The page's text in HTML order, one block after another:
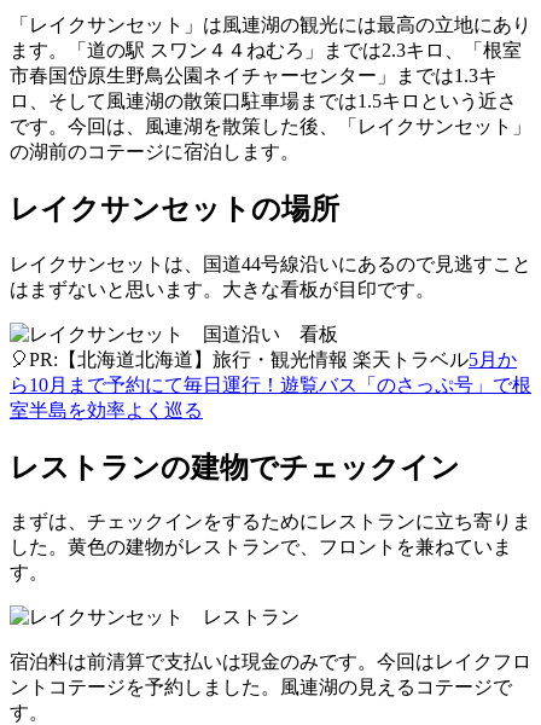
「レイクサンセット」は風連湖の観光には最高の立地にあり
ます。「道の駅 スワン４４ねむろ」までは2.3キロ、「根室
市春国岱原生野鳥公園ネイチャーセンター」までは1.3キ
ロ、そして風連湖の散策口駐車場までは1.5キロという近さ
です。今回は、風連湖を散策した後、「レイクサンセット」
の湖前のコテージに宿泊します。
レイクサンセットの場所
レイクサンセットは、国道44号線沿いにあるので見逃すこと
はまずないと思います。大きな看板が目印です。
🎈PR:【北海道北海道】旅行・観光情報 楽天トラベル5月か
ら10月まで予約にて毎日運行！遊覧バス「のさっぷ号」で根
室半島を効率よく巡る
レストランの建物でチェックイン
まずは、チェックインをするためにレストランに立ち寄りま
した。黄色の建物がレストランで、フロントを兼ねていま
す。
宿泊料は前清算で支払いは現金のみです。今回はレイクフロ
ントコテージを予約しました。風連湖の見えるコテージで
す。